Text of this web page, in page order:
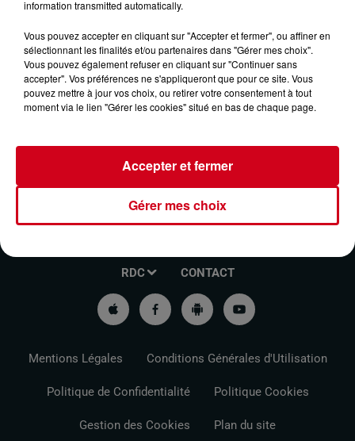
LE JOURNAL DU 28/12/2023-STÉPHANIE
LOPEZ NOUS PRÉSENTE LE NOUVEAU N DE
L'ARIEGEOIS
RDC CONTACT
Mentions Légales Conditions Générales d'Utilisation
Politique de Confidentialité Politique Cookies
Gestion des Cookies Plan du site
information transmitted automatically.
Vous pouvez accepter en cliquant sur "Accepter et fermer", ou affiner en
sélectionnant les finalités et/ou partenaires dans "Gérer mes choix".
Vous pouvez également refuser en cliquant sur "Continuer sans
accepter". Vos préférences ne s'appliqueront que pour ce site. Vous
pouvez mettre à jour vos choix, ou retirer votre consentement à tout
moment via le lien "Gérer les cookies" situé en bas de chaque page.
Gérer mes choix
Accepter et fermer